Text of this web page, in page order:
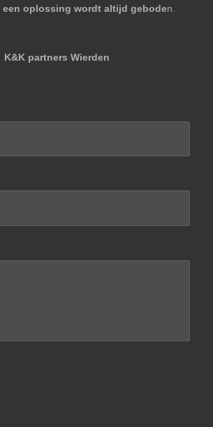
een oplossing wordt altijd geboden.
K&K partners Wierden